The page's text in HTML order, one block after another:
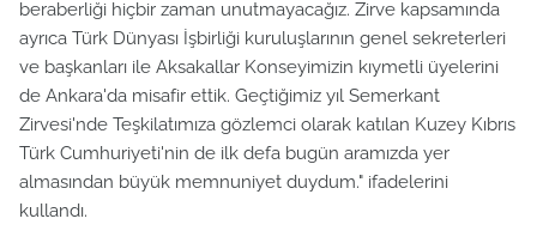
beraberliği hiçbir zaman unutmayacağız. Zirve kapsamında
ayrıca Türk Dünyası İşbirliği kuruluşlarının genel sekreterleri
ve başkanları ile Aksakallar Konseyimizin kıymetli üyelerini
de Ankara'da misafir ettik. Geçtiğimiz yıl Semerkant
Zirvesi'nde Teşkilatımıza gözlemci olarak katılan Kuzey Kıbrıs
Türk Cumhuriyeti'nin de ilk defa bugün aramızda yer
almasından büyük memnuniyet duydum." ifadelerini
kullandı.